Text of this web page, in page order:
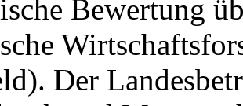
Bewertung
Der